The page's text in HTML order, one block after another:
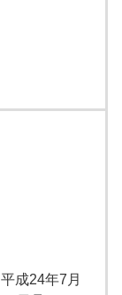
平成24年7月